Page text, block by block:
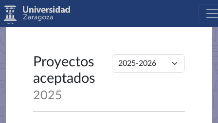
Proyectos
aceptados
2025